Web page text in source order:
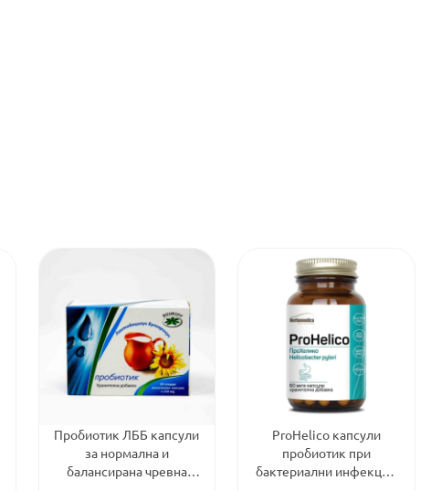
Пробиотик ЛББ капсули
за нормална и
балансирана чревна
ProHelico капсули
пробиотик при
бактериални инфекции